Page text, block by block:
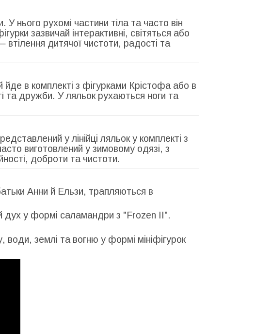
У нього рухомі частини тіла та часто він
зазвичай інтерактивні, світяться або
дитячої чистоти, радості та
йде в комплекті з фігурками Крістофа або в
та дружби. У ляльок рухаються ноги та
у лінійці ляльок у комплекті з
виготовлений у зимовому одязі, з
доброти та чистоти.
Анни й Ельзи, трапляються в
дух у формі саламандри з "Frozen II".
землі та вогню у формі мініфігурок